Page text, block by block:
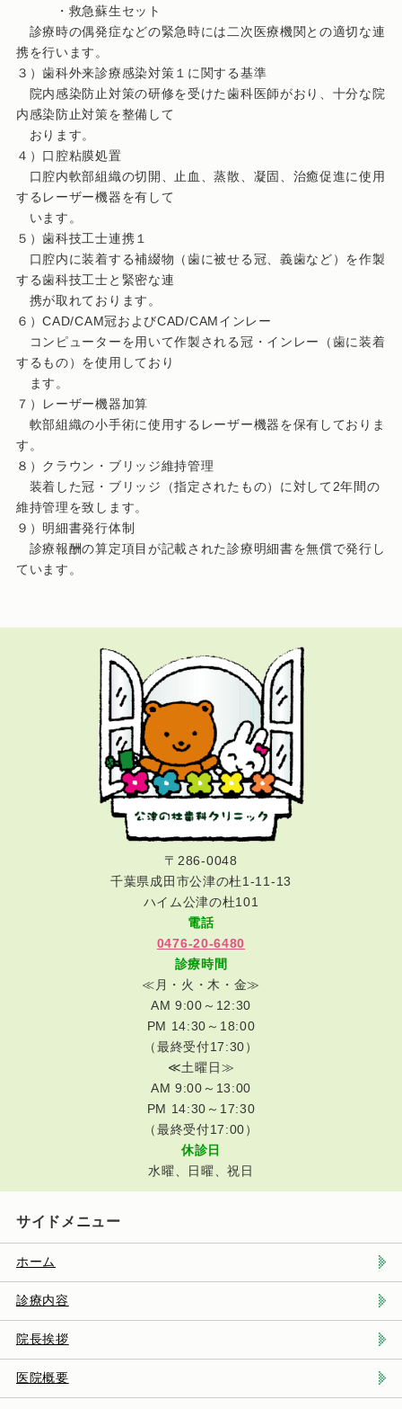
・救急蘇生セット
診療時の偶発症などの緊急時には二次医療機関との適切な連
携を行います。
３）歯科外来診療感染対策１に関する基準
院内感染防止対策の研修を受けた歯科医師がおり、十分な院
内感染防止対策を整備して
おります。
４）口腔粘膜処置
口腔内軟部組織の切開、止血、蒸散、凝固、治癒促進に使用
するレーザー機器を有して
います。
５）歯科技工士連携１
口腔内に装着する補綴物（歯に被せる冠、義歯など）を作製
する歯科技工士と緊密な連
携が取れております。
６）CAD/CAM冠およびCAD/CAMインレー
コンピューターを用いて作製される冠・インレー（歯に装着
するもの）を使用しており
ます。
７）レーザー機器加算
軟部組織の小手術に使用するレーザー機器を保有しておりま
す。
８）クラウン・ブリッジ維持管理
装着した冠・ブリッジ（指定されたもの）に対して2年間の
維持管理を致します。
９）明細書発行体制
診療報酬の算定項目が記載された診療明細書を無償で発行し
ています。
〒286-0048
千葉県成田市公津の杜1-11-13
ハイム公津の杜101
電話
0476-20-6480
診療時間
≪月・火・木・金≫
AM 9:00～12:30
PM 14:30～18:00
（最終受付17:30）
≪土曜日≫
AM 9:00～13:00
PM 14:30～17:30
（最終受付17:00）
休診日
水曜、日曜、祝日
サイドメニュー
ホーム
診療内容
院長挨拶
医院概要